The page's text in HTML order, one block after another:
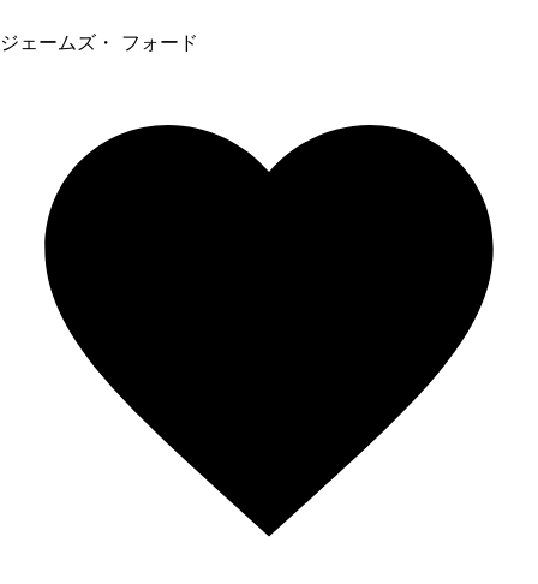
ジェームズ・ フォード